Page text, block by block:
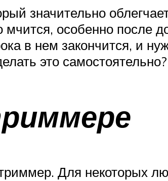
значительно
особенно после
в нем закончится, и
это
Для некоторых